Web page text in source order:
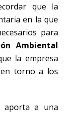
que la
en la que
para
Ambiental
la empresa
torno a los
aporta a una